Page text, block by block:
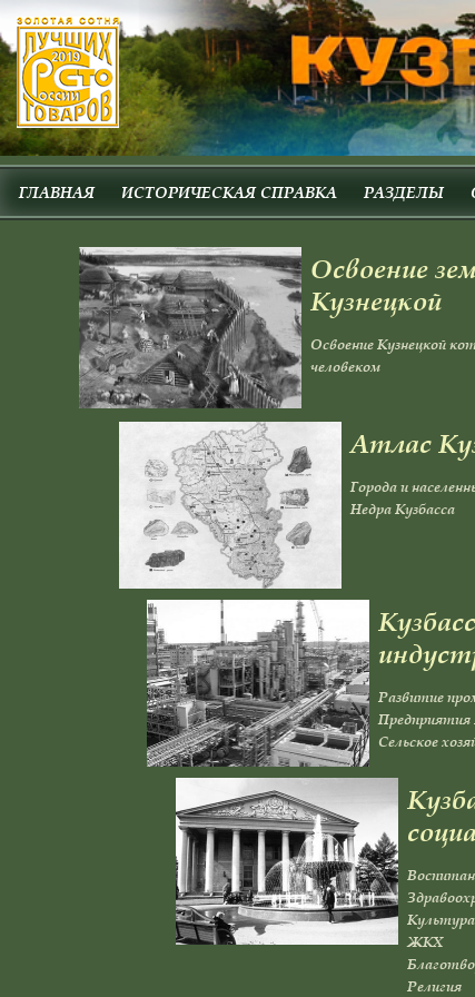
ГЛАВНАЯ ИСТОРИЧЕСКАЯ СПРАВКА РАЗДЕЛЫ
Освоение
Кузнецкой
Освоение Кузнецкой
человеком
Атлас
Города и
Недра Кузбасса
Развитие
Предприятия
Сельское
ЖКХ
Религия